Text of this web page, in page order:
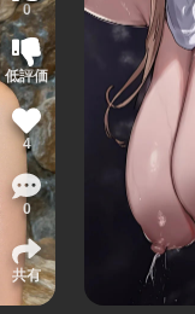
0
低評価
4
0
共有